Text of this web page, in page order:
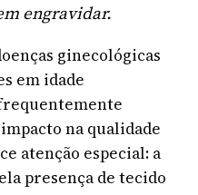
engravidar.
ginecológicas
em idade
na qualidade
atenção especial: a
presença de tecido